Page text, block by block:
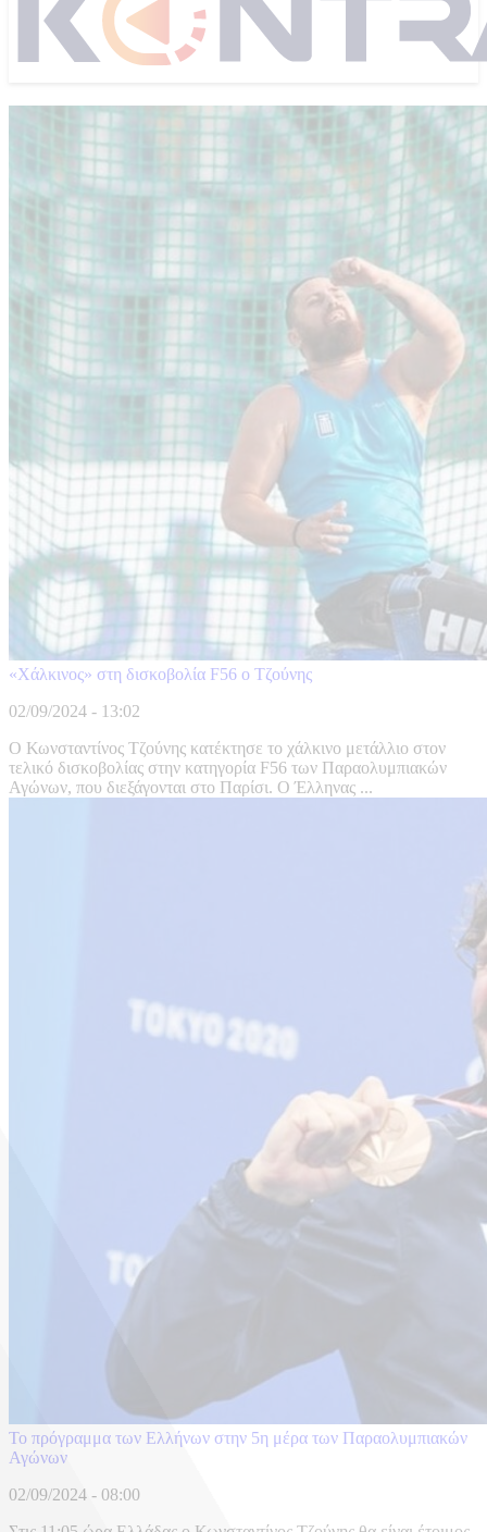
«Χάλκινος» στη δισκοβολία F56 ο Τζούνης
02/09/2024 - 13:02
Ο Κωνσταντίνος Τζούνης κατέκτησε το χάλκινο μετάλλιο στον
τελικό δισκοβολίας στην κατηγορία F56 των Παραολυμπιακών
Αγώνων, που διεξάγονται στο Παρίσι. Ο Έλληνας ...
Το πρόγραμμα των Ελλήνων στην 5η μέρα των Παραολυμπιακών
Αγώνων
02/09/2024 - 08:00